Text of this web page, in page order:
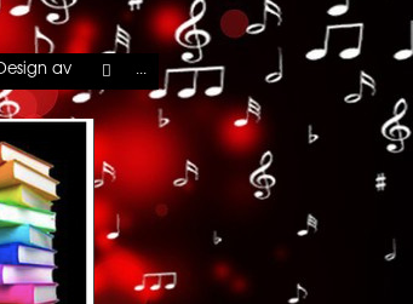
Design av ...